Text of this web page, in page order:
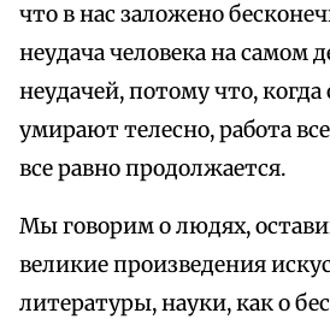
что в нас заложено
неудача человека на самом
неудачей, потому что,
умирают телесно, работа
все равно продолжается.
Мы говорим о людях,
великие произведения
литературы, науки, как о